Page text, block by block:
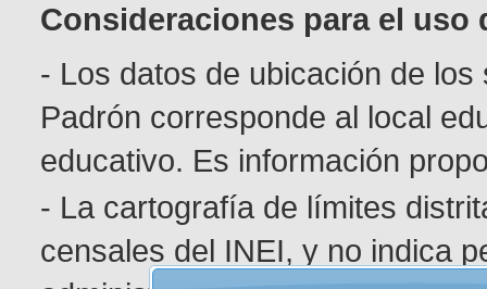
Consideraciones para el uso
- Los datos de ubicación de
Padrón corresponde al local
educativo. Es información
- La cartografía de límites
censales del INEI, y no indica